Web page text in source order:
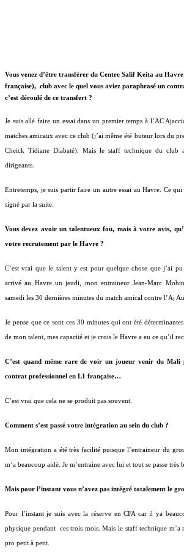
Vous venez d’être transférer du Centre Salif Keita au
française), club avec le quel vous aviez paraphrasé un
c’est déroulé de ce transfert ?
Je suis allé faire un essai dans un premier temps à l’AC
matches amicaux avec ce club (j’ai même été buteur lors du
Cheick Tidiane Diabaté). Mais le staff technique du club
dirigeants.
Entretemps, je suis partir faire un autre essai au Havre. Ce qui
signé par la suite.
Vous devez avoir un talentueux fou, mais à votre avis,
votre recrutement par le Havre ?
C’est vrai que le talent y est pour quelque chose que j’ai
arrivé au Havre un jeudi, mon entraineur Jean-Marc
samedi les 30 dernières minutes du match amical contre l’Aj
Je pense que ce sont ces 30 minutes qui ont été
de mon talent, mes capacité et je crois le Havre a eu ce qu’il
C’est quand même rare de voir un joueur venir du Mali
contrat professionnel en L1 française…
C’est vrai que cela ne se produit pas souvent.
Comment s’est passé votre intégration au sein du club ?
Mon intégration a été très facilité puisque l’entraineur du
m’a beaucoup aidé. Je m’entraine avec lui et tout se passe très
Mais pour l’instant vous n’avez pas intégré totalement le
Pour l’instant je suis avec la réserve en CFA car il ya
physique pendant
ces trois mois. Mais le staff technique m’a
pro petit à petit.